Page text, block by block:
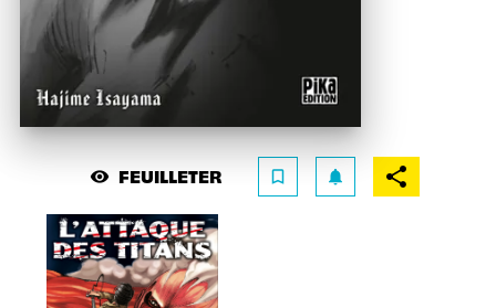
visibility FEUILLETER bookmark_border notifications